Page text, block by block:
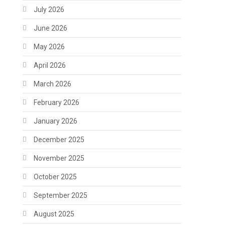
July 2026
June 2026
May 2026
April 2026
March 2026
February 2026
January 2026
December 2025
November 2025
October 2025
September 2025
August 2025